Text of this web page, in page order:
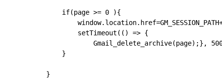
    if(page >= 0 ){
        setTimeout(() => {
Gmail_delete_archive(page);},
    }
}